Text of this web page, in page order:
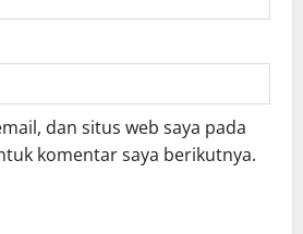
dan situs web saya pada
komentar saya berikutnya.